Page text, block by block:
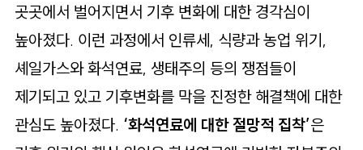
곳곳에서 벌어지면서 기후 변화에 대한 경각심이
높아졌다. 이런 과정에서 인류세, 식량과 농업 위기,
셰일가스와 화석연료, 생태주의 등의 쟁점들이
제기되고 있고 기후변화를 막을 진정한 해결책에 대한
관심도 높아졌다. ‘화석연료에 대한 절망적 집착’은